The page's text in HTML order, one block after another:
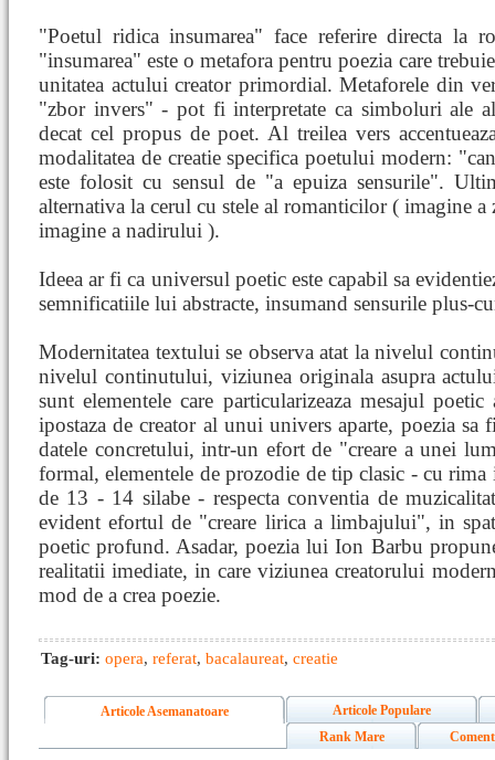
"Poetul ridica insumarea" face referire directa la
"insumarea" este o metafora pentru poezia care
unitatea actului creator primordial. Metaforele din
"zbor invers" - pot fi interpretate ca simboluri ale
decat cel propus de poet. Al treilea vers
modalitatea de creatie specifica poetului modern:
este folosit cu sensul de "a epuiza sensurile".
alternativa la cerul cu stele al romanticilor ( imagine
imagine a nadirului ).
Ideea ar fi ca universul poetic este capabil sa
semnificatiile lui abstracte, insumand sensurile plus-
Modernitatea textului se observa atat la nivelul
nivelul continutului, viziunea originala asupra
sunt elementele care particularizeaza mesajul
ipostaza de creator al unui univers aparte, poezia
datele concretului, intr-un efort de "creare a unei
formal, elementele de prozodie de tip clasic - cu
de 13 - 14 silabe - respecta conventia de
evident efortul de "creare lirica a limbajului", in
poetic profund. Asadar, poezia lui Ion Barbu
realitatii imediate, in care viziunea creatorului
mod de a crea poezie.
Tag-uri: opera, referat, bacalaureat, creatie
Articole Asemanatoare
Articole Populare
Rank Mare